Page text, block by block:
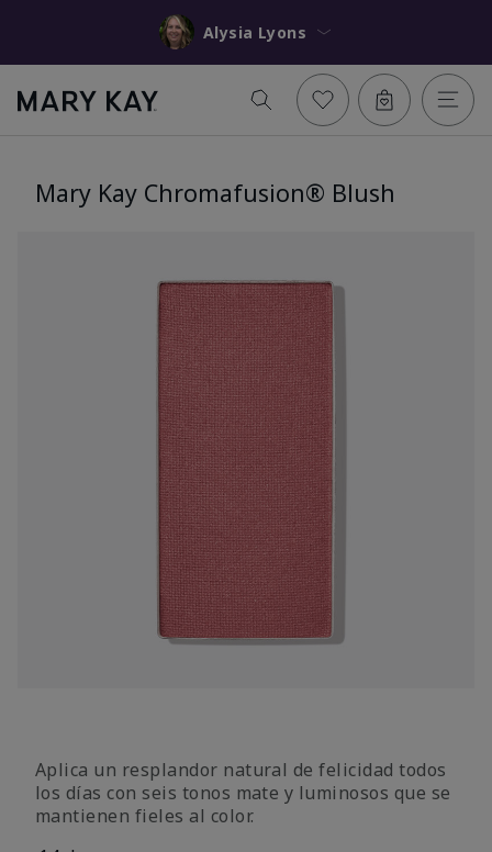
Alysia Lyons
Mary Kay Chromafusion® Blush
Aplica un resplandor natural de felicidad todos
los días con seis tonos mate y luminosos que se
mantienen fieles al color.